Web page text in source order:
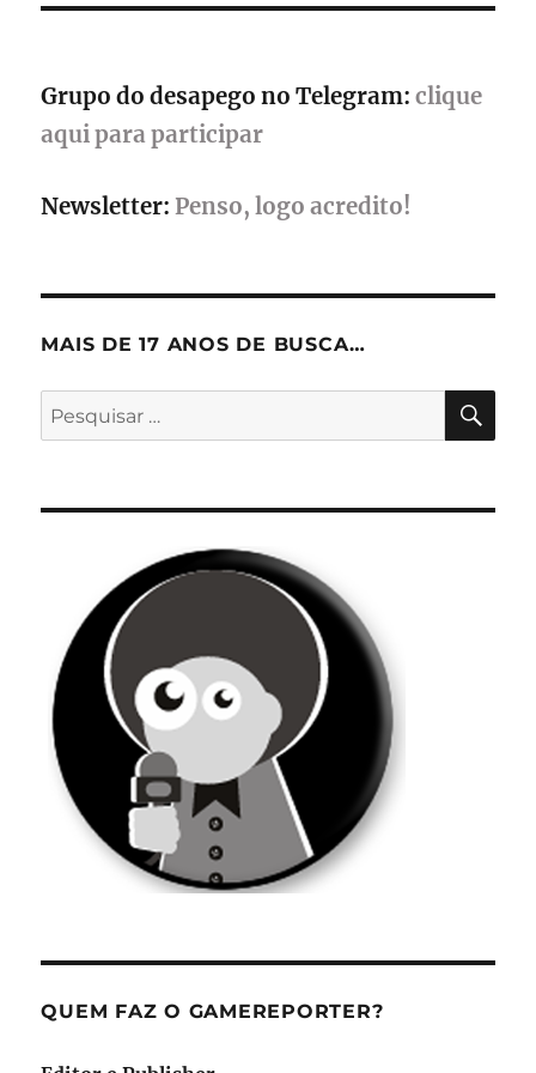
Grupo do desapego no Telegram: clique
aqui para participar
Newsletter: Penso, logo acredito!
MAIS DE 17 ANOS DE BUSCA…
Pesquisar
por:
QUEM FAZ O GAMEREPORTER?